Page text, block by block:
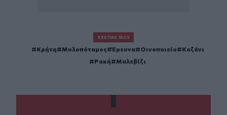
ΣΧΕΤΙΚΆ TAGS
Κρήτη Μυλοπόταμος Έρευνα Οινοποιείο
Καζάνι
Ρακή
Μαλεβίζι